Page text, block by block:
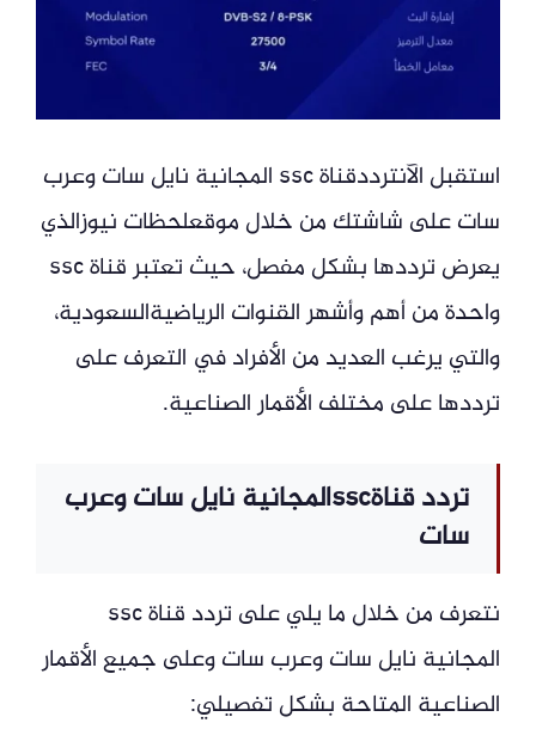
استقبل الآنترددقناة ssc المجانية نايل سات وعرب
سات على شاشتك من خلال موقعلحظات نيوزالذي
يعرض ترددها بشكل مفصل، حيث تعتبر قناة ssc
واحدة من أهم وأشهر القنوات الرياضيةالسعودية،
والتي يرغب العديد من الأفراد في التعرف على
ترددها على مختلف الأقمار الصناعية.
تردد قناةsscالمجانية نايل سات وعرب
سات
نتعرف من خلال ما يلي على تردد قناة ssc
المجانية نايل سات وعرب سات وعلى جميع الأقمار
الصناعية المتاحة بشكل تفصيلي: